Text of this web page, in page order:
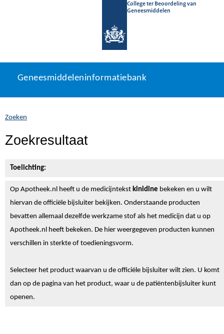
College ter Beoordeling van
Geneesmiddelen
naar
Geneesmiddeleninformatiebank
U
zich
hier:
Geneesmiddeleninformatiebank
Zoeken
Zoekresultaat
Toelichting:
Op Apotheek.nl heeft u de medicijntekst kinidine bekeken en u wilt
hiervan de officiële bijsluiter bekijken. Onderstaande producten
bevatten allemaal dezelfde werkzame stof als het medicijn dat u op
Apotheek.nl heeft bekeken. De hier weergegeven producten kunnen
verschillen in sterkte of toedieningsvorm.
Selecteer het product waarvan u de officiële bijsluiter wilt zien. U komt
dan op de pagina van het product, waar u de patiëntenbijsluiter kunt
openen.